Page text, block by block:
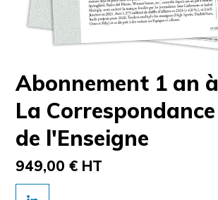
Abonnement 1 an à
La Correspondance
de l'Enseigne
949,00 € HT